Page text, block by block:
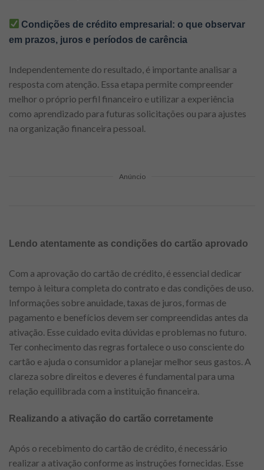
Condições de crédito empresarial: o que observar
em prazos, juros e períodos de carência
Independentemente do resultado, é importante analisar a
resposta com atenção. Essa etapa permite compreender
melhor o próprio perfil financeiro e utilizar a experiência
como aprendizado para futuras solicitações ou para ajustes
na organização financeira pessoal.
Anúncio
Lendo atentamente as condições do cartão aprovado
Com a aprovação do cartão de crédito, é essencial dedicar
tempo à leitura completa do contrato e das condições de uso.
Informações sobre anuidade, taxas de juros, formas de
pagamento e benefícios devem ser compreendidas antes da
ativação. Esse cuidado evita dúvidas e problemas no futuro.
Ter conhecimento das regras fortalece o uso consciente do
cartão e ajuda o consumidor a planejar melhor seus gastos. A
clareza sobre direitos e deveres é fundamental para uma
relação equilibrada com a instituição financeira.
Realizando a ativação do cartão corretamente
Após o recebimento do cartão de crédito, é necessário
realizar a ativação conforme as instruções fornecidas. Esse